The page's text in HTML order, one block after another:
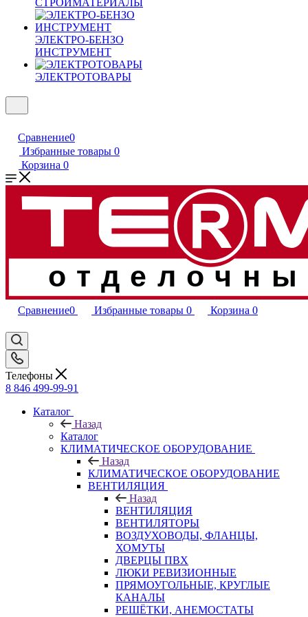
СТРОЙМАТЕРИАЛЫ
ЭЛЕКТРО-БЕНЗО
ИНСТРУМЕНТ
ЭЛЕКТРОТОВАРЫ
Сравнение0
Избранные товары 0
Корзина 0
Сравнение0 Избранные товары 0 Корзина 0
Телефоны
8 846 499-99-91
Каталог
Назад
Каталог
КЛИМАТИЧЕСКОЕ ОБОРУДОВАНИЕ
Назад
КЛИМАТИЧЕСКОЕ ОБОРУДОВАНИЕ
ВЕНТИЛЯЦИЯ
Назад
ВЕНТИЛЯЦИЯ
ВЕНТИЛЯТОРЫ
ВОЗДУХОВОДЫ, ФЛАНЦЫ,
ХОМУТЫ
ДВЕРЦЫ ПВХ
ЛЮКИ РЕВИЗИОННЫЕ
ПРЯМОУГОЛЬНЫЕ, КРУГЛЫЕ
КАНАЛЫ
РЕШЁТКИ, АНЕМОСТАТЫ